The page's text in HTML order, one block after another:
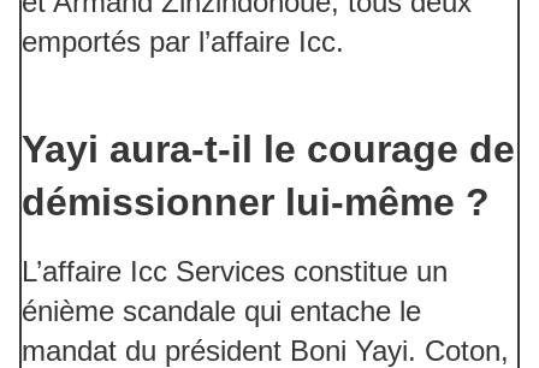
emportés par l’affaire Icc.
Yayi aura-t-il le courage de
démissionner lui-même ?
L’affaire Icc Services constitue un
énième scandale qui entache le
mandat du président Boni Yayi. Coton,